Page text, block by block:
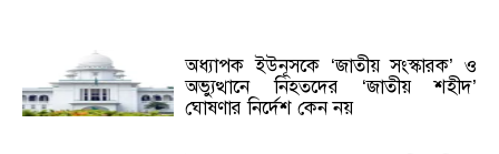
অধ্যাপক ইউনূসকে ‘জাতীয় সংস্কারক’ ও
অভ্যুত্থানে নিহতদের ‘জাতীয় শহীদ’
ঘোষণার নির্দেশ কেন নয়